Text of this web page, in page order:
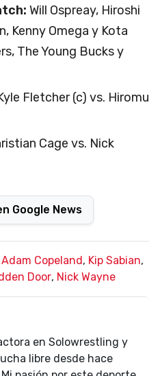
Will Ospreay, Hiroshi
Kenny Omega y Kota
The Young Bucks y
Fletcher (c) vs. Hiromu
Cage vs. Nick
Google News
Adam Copeland, Kip Sabian,
Door, Nick Wayne
en Solowrestling y
libre desde hace